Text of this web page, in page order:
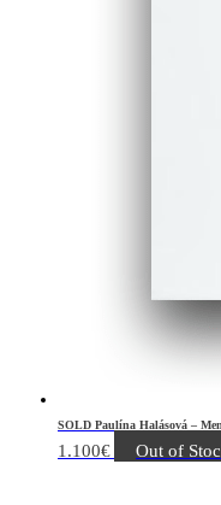
SOLD Paulína Halásová –
1.100€ Out of